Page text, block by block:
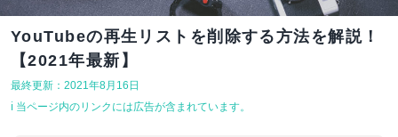
YouTubeの再生リストを削除する方法を解説！
【2021年最新】
最終更新：2021年8月16日
ℹ︎ 当ページ内のリンクには広告が含まれています。